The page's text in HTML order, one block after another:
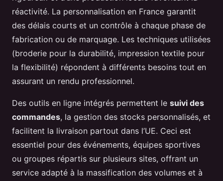
réactivité. La personnalisation en France garantit
des délais courts et un contrôle à chaque phase de
fabrication ou de marquage. Les techniques utilisées
(broderie pour la durabilité, impression textile pour
la flexibilité) répondent à différents besoins tout en
assurant un rendu professionnel.
Des outils en ligne intégrés permettent le suivi des
commandes, la gestion des stocks personnalisés, et
facilitent la livraison partout dans l’UE. Ceci est
essentiel pour des événements, équipes sportives
ou groupes répartis sur plusieurs sites, offrant un
service adapté à la massification des volumes et à